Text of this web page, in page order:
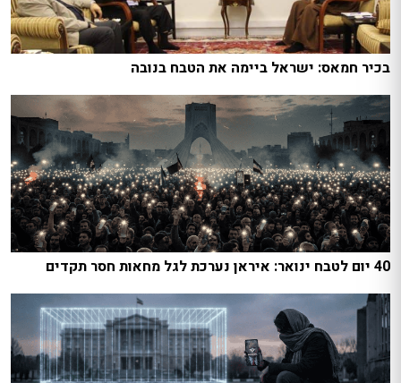
בכיר חמאס: ישראל ביימה את הטבח בנובה
40 יום לטבח ינואר: איראן נערכת לגל מחאות חסר תקדים